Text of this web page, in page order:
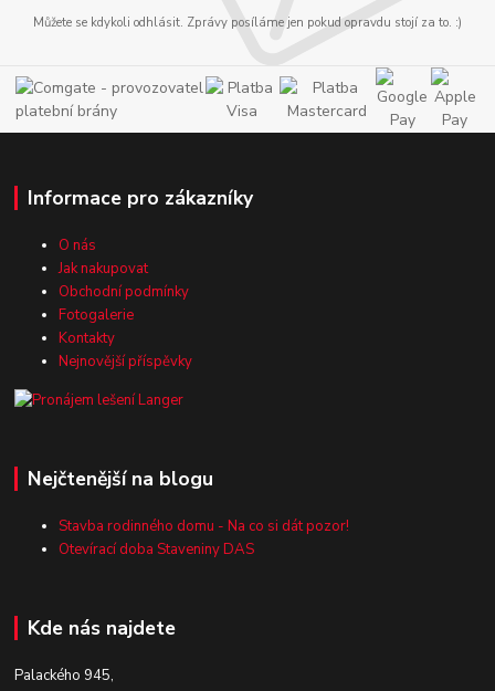
Můžete se kdykoli odhlásit. Zprávy posíláme jen pokud opravdu stojí za to. :)
Informace pro zákazníky
O nás
Jak nakupovat
Obchodní podmínky
Fotogalerie
Kontakty
Nejnovější příspěvky
Nejčtenější na blogu
Stavba rodinného domu - Na co si dát pozor!
Otevírací doba Staveniny DAS
Kde nás najdete
Palackého 945,